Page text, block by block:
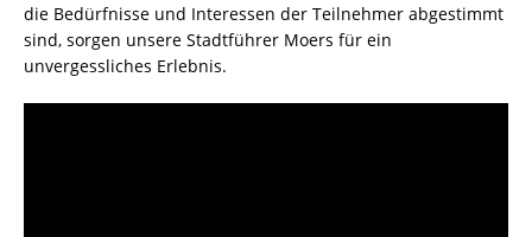
die Bedürfnisse und Interessen der Teilnehmer abgestimmt
sind, sorgen unsere Stadtführer Moers für ein
unvergessliches Erlebnis.